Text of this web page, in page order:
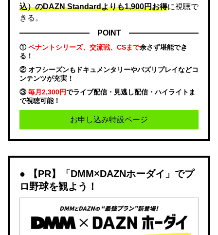
込）のDAZN Standard​よりも1,900円お得に視聴で
きる。
POINT
①ペナントシリーズ、交流戦、CSまで余さず堪能でき
る！
② オフシーズンもドキュメンタリーやバズリプレイなどコ
ンテンツが充実！
③毎月2,300円でライブ配信・見逃し配信・ハイライトま
で視聴可能！
お申し込み特設ページ
【PR】「DMM×DAZNホーダイ」でプ
ロ野球を観よう！